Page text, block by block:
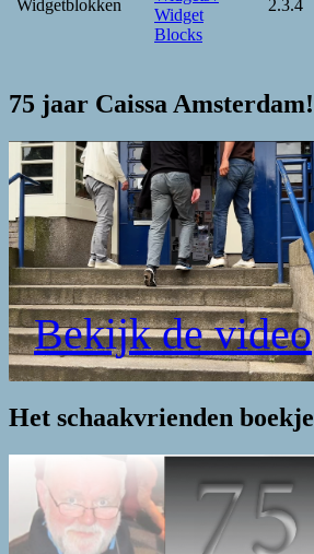
Widgetblokken
Widget
Blocks
2.3.4
75 jaar Caissa Amsterdam!
Bekijk de video
Het schaakvrienden boekje